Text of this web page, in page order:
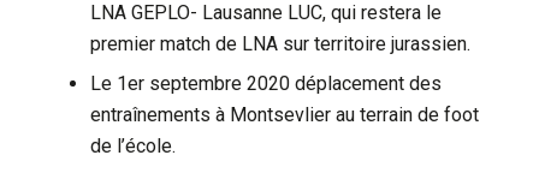
LNA GEPLO- Lausanne LUC, qui restera le
premier match de LNA sur territoire jurassien.
Le 1er septembre 2020 déplacement des
entraînements à Montsevlier au terrain de foot
de l’école.